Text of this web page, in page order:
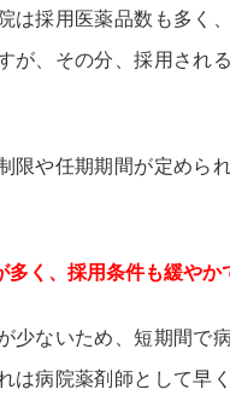
は採用医薬品数も多く
が、その分、採用され
限や任期期間が定めら
く、採用条件も緩やか
少ないため、短期間で
は病院薬剤師として早